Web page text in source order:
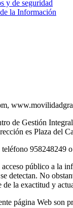
y de seguridad
la Información
de Gestión
es Plaza del
958248249
público a la
detectan. No
la exactitud y
página Web